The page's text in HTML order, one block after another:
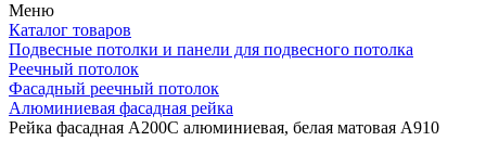
Меню
Каталог товаров
Подвесные потолки и панели для подвесного потолка
Реечный потолок
Фасадный реечный потолок
Алюминиевая фасадная рейка
Рейка фасадная А200С алюминиевая, белая матовая A910